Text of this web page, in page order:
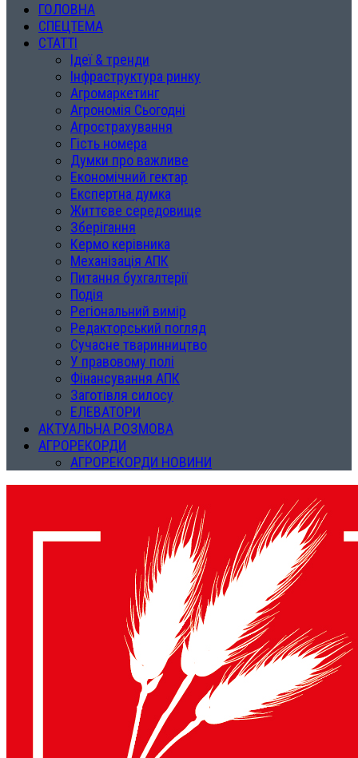
ГОЛОВНА
СПЕЦТЕМА
СТАТТІ
Ідеї & тренди
Інфраструктура ринку
Агромаркетинг
Агрономія Сьогодні
Агрострахування
Гість номера
Думки про важливе
Економічний гектар
Експертна думка
Життєве середовище
Зберігання
Кермо керівника
Механізація АПК
Питання бухгалтерії
Подія
Регіональний вимір
Редакторський погляд
Сучасне тваринництво
У правовому полі
Фінансування АПК
Заготівля силосу
ЕЛЕВАТОРИ
АКТУАЛЬНА РОЗМОВА
АГРОРЕКОРДИ
АГРОРЕКОРДИ НОВИНИ